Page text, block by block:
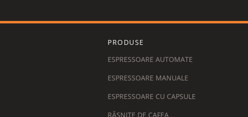
PRODUSE
ESPRESSOARE AUTOMATE
ESPRESSOARE MANUALE
ESPRESSOARE CU CAPSULE
RÂȘNIȚE DE CAFEA